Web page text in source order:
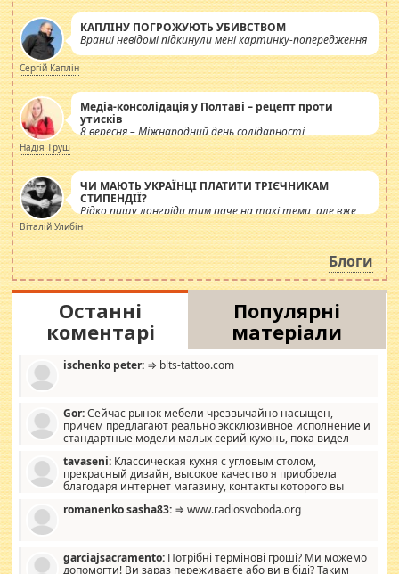
КАПЛІНУ ПОГРОЖУЮТЬ УБИВСТВОМ
Вранці невідомі підкинули мені картинку-попередження
Сергій Каплін
Медіа-консолідація у Полтаві – рецепт проти
утисків
8 вересня – Міжнародний день солідарності
журналістів.
Надія Труш
ЧИ МАЮТЬ УКРАЇНЦІ ПЛАТИТИ ТРІЄЧНИКАМ
СТИПЕНДІЇ?
Рідко пишу лонгріди тим паче на такі теми, але вже
просто дістало! Обурюють сьогоднішні інсенуації
навколо стипендіального питання. Штучно
роздувається ще одна соціальна катастрофа.
Віталій Улибін
Блоги
Останні
коментарі
Популярні
матеріали
ischenko peter: ⇒ blts-tattoo.com
Gor:Сейчас рынок мебели чрезвычайно насыщен,
причем предлагают реально эксклюзивное исполнение и
стандартные модели малых серий кухонь, пока видел
стандартные формы, в MebelOk, креативненько и что главное -
со вкусом все в порядке, без ненужных наворотов удорожающих
мебель, а это не последний фактор.
tavaseni: Классическая кухня с угловым столом,
прекрасный дизайн, высокое качество я приобрела
благодаря интернет магазину, контакты которого вы
romanenko sasha83: ⇒ www.radiosvoboda.org
garciajsacramento: Потрібні термінові гроші? Ми можемо
допомогти! Ви зараз переживаєте або ви в біді? Таким